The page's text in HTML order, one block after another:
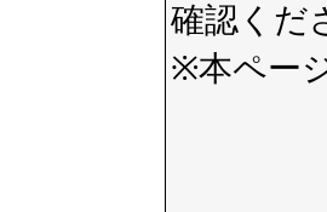
確認くだ
※本ペー